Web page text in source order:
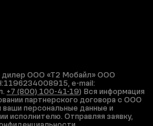
дилер ООО «Т2 Мобайл» ООО
e-mail:
+7 (800) 100-41-19) Вся информация
партнерского договора с ООО
персональные данные и
исполнителю. Отправляя заявку,